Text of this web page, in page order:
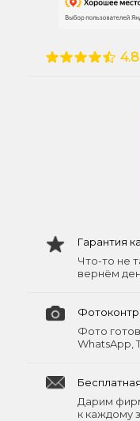
4.8
Гарантия
Что-то не
вернём
Фото
WhatsApp,
Дарим
к каждому